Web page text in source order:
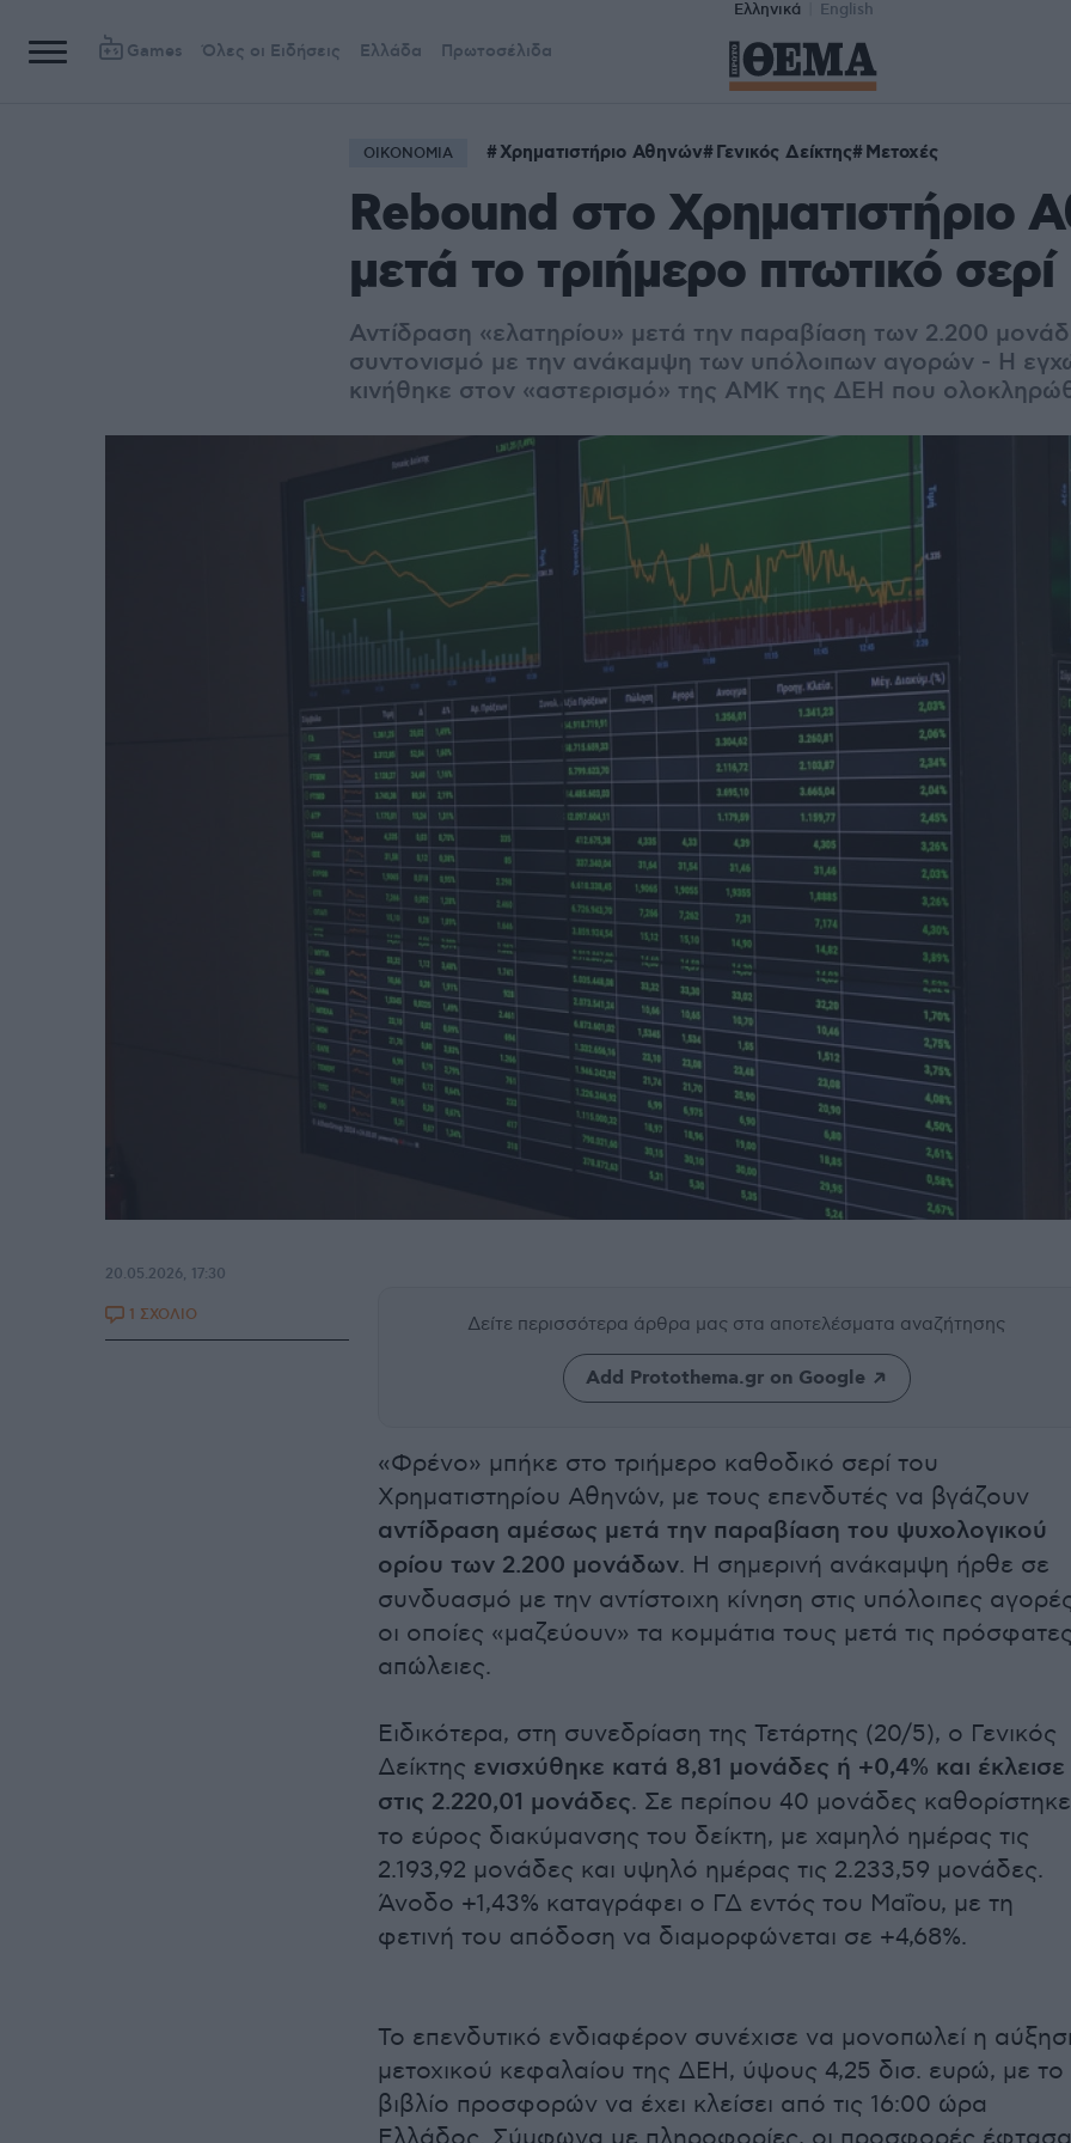
Ελληνικά English
Games Όλες οι Ειδήσεις Ελλάδα Πρωτοσέλιδα
ΟΙΚΟΝΟΜΙΑ Χρηματιστήριο Αθηνών Γενικός Δείκτης Μετοχές
Rebound στο Χρηματιστήριο
μετά το τριήμερο πτωτικό σερί
Αντίδραση «ελατηρίου» μετά την παραβίαση των 2.200
συντονισμό με την ανάκαμψη των υπόλοιπων αγορών - Η
κινήθηκε στον «αστερισμό» της ΑΜΚ της ΔΕΗ που
Δείτε περισσότερα άρθρα μας στα αποτελέσματα αναζήτησης
Add Protothema.gr on Google
«Φρένο» μπήκε στο τριήμερο καθοδικό σερί του
Χρηματιστηρίου Αθηνών, με τους επενδυτές να βγάζουν
αντίδραση αμέσως μετά την παραβίαση του ψυχολογικού
ορίου των 2.200 μονάδων. Η σημερινή ανάκαμψη ήρθε σε
συνδυασμό με την αντίστοιχη κίνηση στις υπόλοιπες
οι οποίες «μαζεύουν» τα κομμάτια τους μετά τις
απώλειες.
Ειδικότερα, στη συνεδρίαση της Τετάρτης (20/5), ο Γενικός
Δείκτης ενισχύθηκε κατά 8,81 μονάδες ή +0,4% και έκλεισε
στις 2.220,01 μονάδες. Σε περίπου 40 μονάδες καθορίστηκε
το εύρος διακύμανσης του δείκτη, με χαμηλό ημέρας τις
2.193,92 μονάδες και υψηλό ημέρας τις 2.233,59 μονάδες.
Άνοδο +1,43% καταγράφει ο ΓΔ εντός του Μαΐου, με τη
φετινή του απόδοση να διαμορφώνεται σε +4,68%.
Το επενδυτικό ενδιαφέρον συνέχισε να μονοπωλεί η
μετοχικού κεφαλαίου της ΔΕΗ, ύψους 4,25 δισ. ευρώ, με το
βιβλίο προσφορών να έχει κλείσει από τις 16:00 ώρα
20.05.2026, 17:30
1 ΣΧΟΛΙΟ